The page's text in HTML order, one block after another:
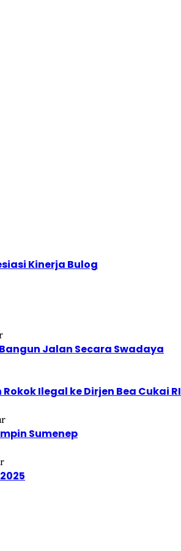
Kinerja Bulog
Jalan Secara Swadaya
Ilegal ke Dirjen Bea Cukai RI
Sumenep